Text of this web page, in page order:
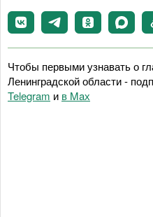
Чтобы первыми узнавать о
Ленинградской области -
Telegram и в Maх